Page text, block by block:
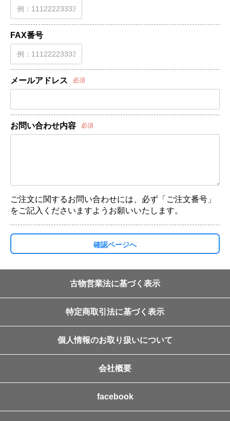
FAX番号
メールアドレス 必須
お問い合わせ内容 必須
ご注文に関するお問い合わせには、必ず「ご注文番号」
をご記入くださいますようお願いいたします。
確認ページへ
古物営業法に基づく表示
特定商取引法に基づく表示
個人情報のお取り扱いについて
会社概要
facebook